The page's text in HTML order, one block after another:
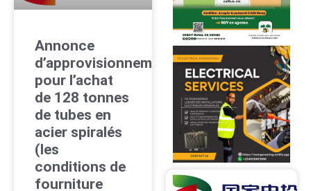
Annonce
d’approvisionnement
pour l’achat
de 128 tonnes
de tubes en
acier spiralés
(les
conditions de
fourniture